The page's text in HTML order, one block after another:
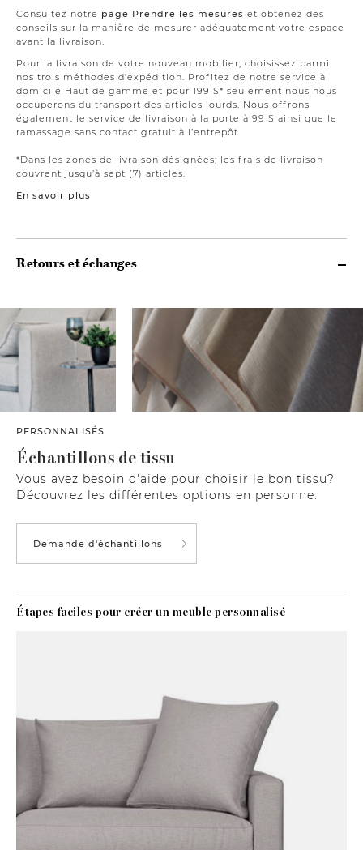
Consultez notre page Prendre les mesures et obtenez des
conseils sur la manière de mesurer adéquatement votre espace
avant la livraison.
Pour la livraison de votre nouveau mobilier, choisissez parmi
nos trois méthodes d’expédition. Profitez de notre service à
domicile Haut de gamme et pour 199 $* seulement nous nous
occuperons du transport des articles lourds. Nous offrons
également le service de livraison à la porte à 99 $ ainsi que le
ramassage sans contact gratuit à l’entrepôt.
*Dans les zones de livraison désignées; les frais de livraison
couvrent jusqu’à sept (7) articles.
En savoir plus
Retours et échanges
PERSONNALISÉS
Échantillons de tissu
Vous avez besoin d'aide pour choisir le bon tissu?
Découvrez les différentes options en personne.
Demande d'échantillons
Étapes faciles pour créer un meuble personnalisé